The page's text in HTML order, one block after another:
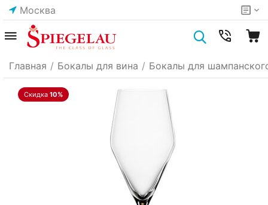
Москва
Главная / Бокалы для вина / Бокалы для
Скидка 10%